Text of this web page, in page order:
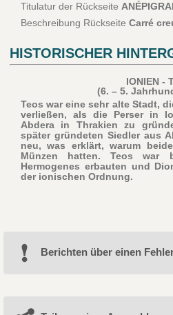
Titulatur der Rückseite
Beschreibung Rückseite Carré
HISTORISCHER
IONIEN -
(6. – 5.
Teos war eine sehr alte Stadt,
verließen, als die Perser in
Abdera in Thrakien zu
später gründeten Siedler aus
neu, was erklärt, warum
Münzen hatten. Teos war
Hermogenes erbauten und
der ionischen Ordnung.
Berichten über einen